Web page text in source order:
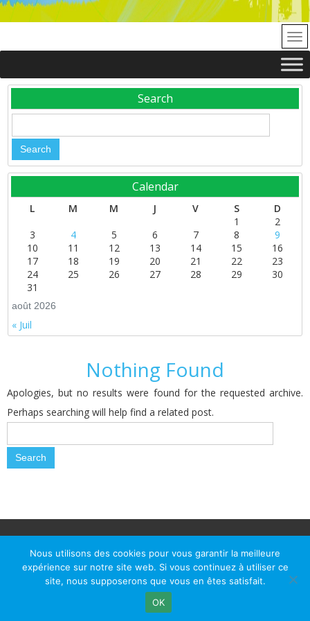
Search
Calendar
août 2026
L M M J V S
D
1
2
3
4 5 6 7 8
9
10
11 12 13 14 15
16
17
18 19 20 21 22
23
24
25 26 27 28 29
30
31
« Juil
Nothing Found
Apologies, but no results were found for the requested archive.
Perhaps searching will help find a related post.
Mairie du Passage d'Agen, BP 7, place du Général de Gaulle, 47520
Le Passage d'Agen - Téléphone: +33 5 53 77 18 77
Nous utilisons des cookies pour vous garantir la meilleure
expérience sur notre site web. Si vous continuez à utiliser ce
site, nous supposerons que vous en êtes satisfait.
OK